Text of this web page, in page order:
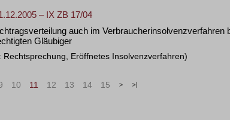
– IX ZB 17/04
auch im
Gläubiger
Rechtsprechung, Eröffnetes Insolvenzverfahren)
10 11 12 13 14 15 > »